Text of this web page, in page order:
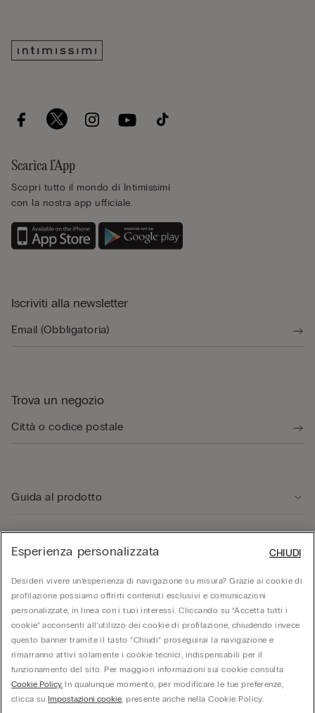
Scarica l’App
Scopri tutto il mondo di Intimissimi
con la nostra app ufficiale.
Iscriviti alla newsletter
Trova un negozio
Guida al prodotto
Area Legale
Corporate
© Calzedonia S.p.A | P.iva 02253210237 | Sede Legale: Malcesine (VR), Via Portici
Umberto Primo n. 5/3 | Cod. Fisc. e n.iscr. al Reg. Imprese di Verona: 01037050422 |
direzione e coordinamento di Oniverse Holding S.p.A.
Esperienza personalizzata
Desideri vivere un’esperienza di navigazione su misura? Grazie ai cookie di
profilazione possiamo offrirti contenuti esclusivi e comunicazioni
personalizzate, in linea con i tuoi interessi. Cliccando su “Accetta tutti i
cookie” acconsenti all’utilizzo dei cookie di profilazione, chiudendo invece
questo banner tramite il tasto “Chiudi” proseguirai la navigazione e
rimarranno attivi solamente i cookie tecnici, indispensabili per il
funzionamento del sito. Per maggiori informazioni sui cookie consulta
Cookie Policy. In qualunque momento, per modificare le tue preferenze,
clicca suImpostazioni cookie, presente anche nella Cookie Policy.
CHIUDI